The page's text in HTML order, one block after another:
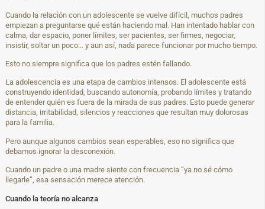
Cuando la relación con un adolescente se vuelve difícil, muchos padres
empiezan a preguntarse qué están haciendo mal. Han intentado hablar con
calma, dar espacio, poner límites, ser pacientes, ser firmes, negociar,
insistir, soltar un poco… y aun así, nada parece funcionar por mucho tiempo.
Esto no siempre significa que los padres estén fallando.
La adolescencia es una etapa de cambios intensos. El adolescente está
construyendo identidad, buscando autonomía, probando límites y tratando
de entender quién es fuera de la mirada de sus padres. Esto puede generar
distancia, irritabilidad, silencios y reacciones que resultan muy dolorosas
para la familia.
Pero aunque algunos cambios sean esperables, eso no significa que
debamos ignorar la desconexión.
Cuando un padre o una madre siente con frecuencia “ya no sé cómo
llegarle”, esa sensación merece atención.
Cuando la teoría no alcanza